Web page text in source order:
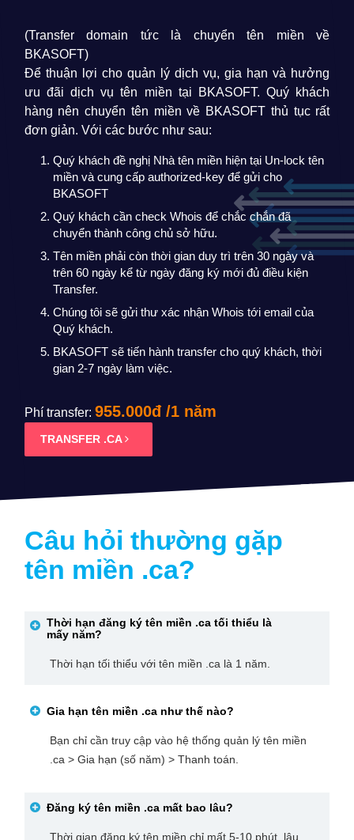
(Transfer domain tức là chuyển tên miền về
BKASOFT)
Để thuận lợi cho quản lý dịch vụ, gia hạn và hưởng
ưu đãi dịch vụ tên miền tại BKASOFT. Quý khách
hàng nên chuyển tên miền về BKASOFT thủ tục rất
đơn giản. Với các bước như sau:
Quý khách đề nghị Nhà tên miền hiện tại Un-lock tên
miền và cung cấp authorized-key để gửi cho
BKASOFT
Quý khách cần check Whois để chắc chắn đã
chuyển thành công chủ sở hữu.
Tên miền phải còn thời gian duy trì trên 30 ngày và
trên 60 ngày kể từ ngày đăng ký mới đủ điều kiện
Transfer.
Chúng tôi sẽ gửi thư xác nhận Whois tới email của
Quý khách.
BKASOFT sẽ tiến hành transfer cho quý khách, thời
gian 2-7 ngày làm việc.
Phí transfer: 955.000đ /1 năm
TRANSFER .CA
Câu hỏi thường gặp
tên miền .ca?
Thời hạn đăng ký tên miền .catối thiểu là
mấy năm?
Thời hạn tối thiểu với tên miền .ca là 1 năm.
Gia hạn tên miền .canhư thế nào?
Bạn chỉ cần truy cập vào hệ thống quản lý tên miền
.ca > Gia hạn (số năm) > Thanh toán.
Đăng ký tên miền .camất bao lâu?
Thời gian đăng ký tên miền chỉ mất 5-10 phút, lâu